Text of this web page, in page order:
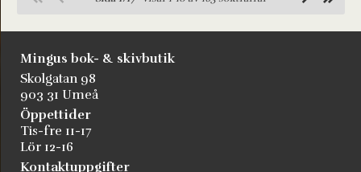
Mingus bok- & skivbutik
Skolgatan 98
903 31 Umeå
Öppettider
Tis-fre 11-17
Lör 12-16
Kontaktuppgifter